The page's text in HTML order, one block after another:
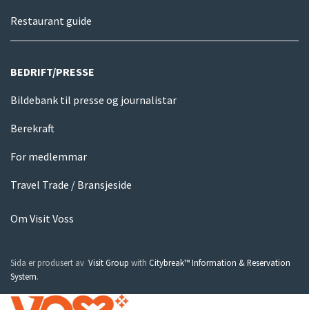
Restaurant guide
BEDRIFT/PRESSE
Bildebank til presse og journalistar
Berekraft
For medlemmar
Travel Trade / Bransjeside
Om Visit Voss
Sida er produsert av Visit Group with Citybreak™ Information & Reservation
System.